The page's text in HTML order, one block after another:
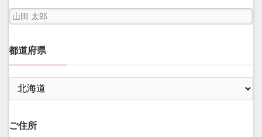
都道府県
ご住所